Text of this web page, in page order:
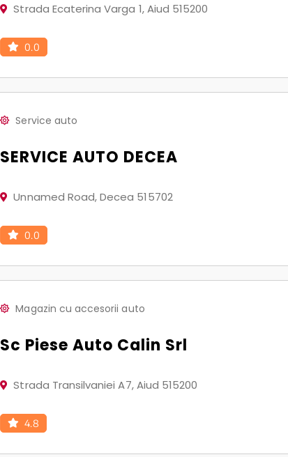
Strada Ecaterina Varga 1, Aiud 515200
0.0
Service auto
SERVICE AUTO DECEA
Unnamed Road, Decea 515702
0.0
Magazin cu accesorii auto
Sc Piese Auto Calin Srl
Strada Transilvaniei A7, Aiud 515200
4.8